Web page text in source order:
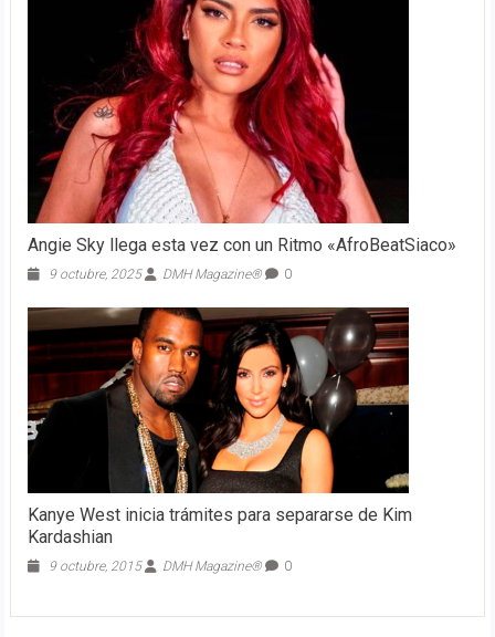
Angie Sky llega esta vez con un Ritmo «AfroBeatSiaco»
9 octubre, 2025 DMH Magazine® 0
Kanye West inicia trámites para separarse de Kim
Kardashian
9 octubre, 2015 DMH Magazine® 0